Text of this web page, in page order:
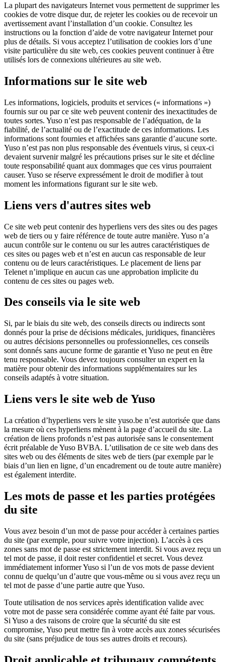
La plupart des navigateurs Internet vous permettent de supprimer les
cookies de votre disque dur, de rejeter les cookies ou de recevoir un
avertissement avant l’installation d’un cookie. Consultez les
instructions ou la fonction d’aide de votre navigateur Internet pour
plus de détails. Si vous acceptez l’utilisation de cookies lors d’une
visite particulière du site web, ces cookies peuvent continuer à être
utilisés lors de connexions ultérieures au site web.
Informations sur le site web
Les informations, logiciels, produits et services (« informations »)
fournis sur ou par ce site web peuvent contenir des inexactitudes de
toutes sortes. Yuso n’est pas responsable de l’adéquation, de la
fiabilité, de l’actualité ou de l’exactitude de ces informations. Les
informations sont fournies et affichées sans garantie d’aucune sorte.
Yuso n’est pas non plus responsable des éventuels virus, si ceux-ci
devaient survenir malgré les précautions prises sur le site et décline
toute responsabilité quant aux dommages que ces virus pourraient
causer. Yuso se réserve expressément le droit de modifier à tout
moment les informations figurant sur le site web.
Liens vers d'autres sites web
Ce site web peut contenir des hyperliens vers des sites ou des pages
web de tiers ou y faire référence de toute autre manière. Yuso n’a
aucun contrôle sur le contenu ou sur les autres caractéristiques de
ces sites ou pages web et n’est en aucun cas responsable de leur
contenu ou de leurs caractéristiques. Le placement de liens par
Telenet n’implique en aucun cas une approbation implicite du
contenu de ces sites ou pages web.
Des conseils via le site web
Si, par le biais du site web, des conseils directs ou indirects sont
donnés pour la prise de décisions médicales, juridiques, financières
ou autres décisions personnelles ou professionnelles, ces conseils
sont donnés sans aucune forme de garantie et Yuso ne peut en être
tenu responsable. Vous devez toujours consulter un expert en la
matière pour obtenir des informations supplémentaires sur les
conseils adaptés à votre situation.
Liens vers le site web de Yuso
La création d’hyperliens vers le site yuso.be n’est autorisée que dans
la mesure où ces hyperliens mènent à la page d’accueil du site. La
création de liens profonds n’est pas autorisée sans le consentement
écrit préalable de Yuso BVBA. L’utilisation de ce site web dans des
sites web ou des éléments de sites web de tiers (par exemple par le
biais d’un lien en ligne, d’un encadrement ou de toute autre manière)
est également interdite.
Les mots de passe et les parties protégées
du site
Vous avez besoin d’un mot de passe pour accéder à certaines parties
du site (par exemple, pour suivre votre injection). L’accès à ces
zones sans mot de passe est strictement interdit. Si vous avez reçu un
tel mot de passe, il doit rester confidentiel et secret. Vous devez
immédiatement informer Yuso si l’un de vos mots de passe devient
connu de quelqu’un d’autre que vous-même ou si vous avez reçu un
tel mot de passe d’une partie autre que Yuso.
Toute utilisation de nos services après identification valide avec
votre mot de passe sera considérée comme ayant été faite par vous.
Si Yuso a des raisons de croire que la sécurité du site est
compromise, Yuso peut mettre fin à votre accès aux zones sécurisées
du site (sans préjudice de tous ses autres droits et recours).